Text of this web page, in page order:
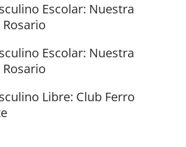
Escolar: Nuestra
Escolar: Nuestra
Libre: Club Ferro